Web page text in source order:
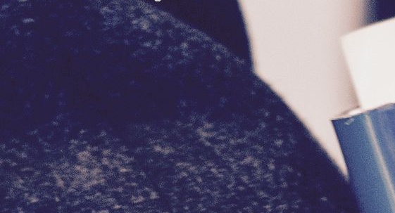
Kanzlei Leistungen Mandantenbereich Kontakt